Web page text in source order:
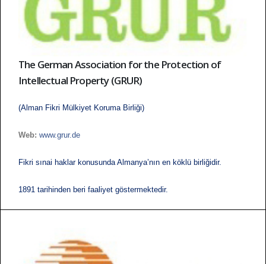
The German Association for the Protection of
Intellectual Property (GRUR)
(Alman Fikri Mülkiyet Koruma Birliği)
Web: www.grur.de
Fikri sınai haklar konusunda Almanya’nın en köklü birliğidir.
1891 tarihinden beri faaliyet göstermektedir.